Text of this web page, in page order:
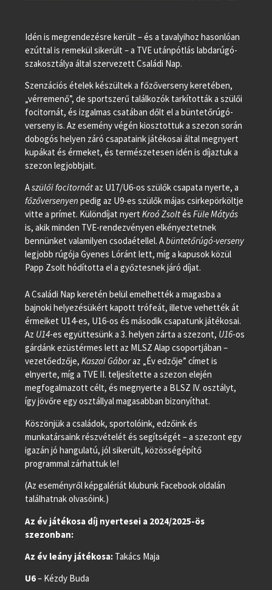
Idén is megrendezésre került – és a tavalyihoz hasonlóan
ezúttal is remekül sikerült – a TVE utánpótlás labdarúgó-
szakosztálya által szervezett Családi Nap.
Szenzációs ételek készültek a főzőverseny keretében,
„vérremenő”, de sportszerű találkozók tarkították a szülői
focitornát, és izgalmas csatában dőlt el a büntetőrúgó-
verseny is. Az esemény végén kiosztottuk a szezon során
dobogós helyen záró csapataink játékosai által megnyert
kupákat és érmeket, és természetesen idén is díjaztuk a
szezon legjobbjait.
Aszülői focitornátaz U17/U6-os szülők csapata nyerte, a
főzőversenyen pedig az U9-es szülők májas csirkepörköltje
vitte a prímet. Különdíjat nyert Kroó Zsoltés Füle Mátyás
is, akik minden TVE-rendezvényen elkényeztetnek
bennünket valamilyen csodaétellel. Abüntetőrúgó-verseny
legjobb rúgója Gyenes Lóránt lett, míg a kapusok közül
Papp Zsolt hódította el a győztesnek járó díjat.
A Családi Nap keretén belül emelhették a magasba a
bajnoki helyezésükért kapott trófeát, illetve vehették át
érmeiket U14-es, U16-os és második csapatunk játékosai.
Az U14-es együttesünk a 3. helyen zárta a szezont, U16-os
gárdánk ezüstérmes lett az MLSZ Alap csoportjában –
vezetőedzője, Kaszai Gáboraz „Év edzője” címet is
elnyerte, míg a TVE II. teljesítette a szezon elején
megfogalmazott célt, és megnyerte a BLSZ IV. osztályt,
így jövőre egy osztállyal magasabban bizonyíthat.
Köszönjük a családok, sportolóink, edzőink és
munkatársaink részvételét és segítségét – a szezont egy
igazán jó hangulatú, jól sikerült, közösségépítő
programmal zárhattuk le!
(Az eseményről képgalériát klubunk Facebook oldalán
találhatnak olvasóink.)
Az év játékosa díj nyertesei a 2024/2025-ös
szezonban:
Az év leány játékosa:Takács Maja
U6– Kézdy Buda